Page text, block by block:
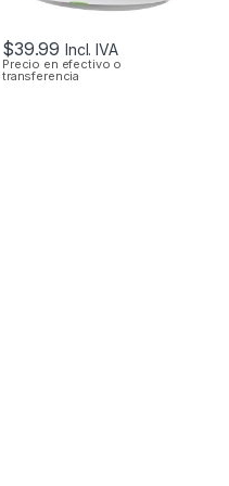
$39.99 Incl. IVA
Precio en efectivo o
transferencia